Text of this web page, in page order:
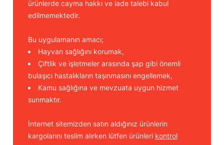
ürünlerde cayma hakkı ve iade talebi kabul
edilmemektedir.
Bu uygulamanın amacı;
Hayvan sağlığını korumak,
Çiftlik ve işletmeler arasında şap gibi önemli
bulaşıcı hastalıkların taşınmasını engellemek,
Kamu sağlığına ve mevzuata uygun hizmet
sunmaktır.
İnternet sitemizden satın aldığınız ürünlerin
kargolarını teslim alırken lütfen ürünleri kontrol